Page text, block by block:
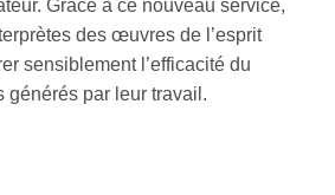
Grâce à ce nouveau service,
des œuvres de l’esprit
sensiblement l’efficacité du
générés par leur travail.